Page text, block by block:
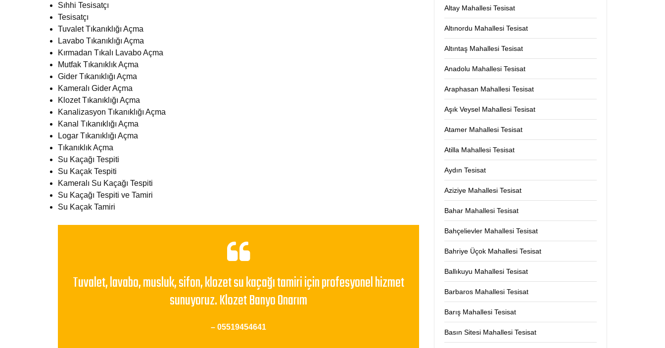
Sıhhi Tesisatçı
Tesisatçı
Tuvalet Tıkanıklığı Açma
Lavabo Tıkanıklığı Açma
Kırmadan Tıkalı Lavabo Açma
Mutfak Tıkanıklık Açma
Gider Tıkanıklığı Açma
Kameralı Gider Açma
Klozet Tıkanıklığı Açma
Kanalizasyon Tıkanıklığı Açma
Kanal Tıkanıklığı Açma
Logar Tıkanıklığı Açma
Tıkanıklık Açma
Su Kaçağı Tespiti
Su Kaçak Tespiti
Kameralı Su Kaçağı Tespiti
Su Kaçağı Tespiti ve Tamiri
Su Kaçak Tamiri
Tuvalet, lavabo, musluk, sifon, klozet su kaçağı tamiri için profesyonel hizmet
sunuyoruz. Klozet Banyo Onarım
– 05519454641
Altay Mahallesi Tesisat
Altınordu Mahallesi Tesisat
Altıntaş Mahallesi Tesisat
Anadolu Mahallesi Tesisat
Araphasan Mahallesi Tesisat
Aşık Veysel Mahallesi Tesisat
Atamer Mahallesi Tesisat
Atilla Mahallesi Tesisat
Aydın Tesisat
Aziziye Mahallesi Tesisat
Bahar Mahallesi Tesisat
Bahçelievler Mahallesi Tesisat
Bahriye Üçok Mahallesi Tesisat
Ballıkuyu Mahallesi Tesisat
Barbaros Mahallesi Tesisat
Barış Mahallesi Tesisat
Basın Sitesi Mahallesi Tesisat